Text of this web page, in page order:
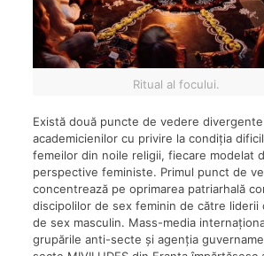
Ritual al focului.
Există două puncte de vedere
academicienilor cu privire la condiția
femeilor din noile religii, fiecare modelat
perspective feministe. Primul punct de
concentrează pe oprimarea patriarhală
discipolilor de sex feminin de către liderii
de sex masculin. Mass-media
grupările anti-secte și agenția